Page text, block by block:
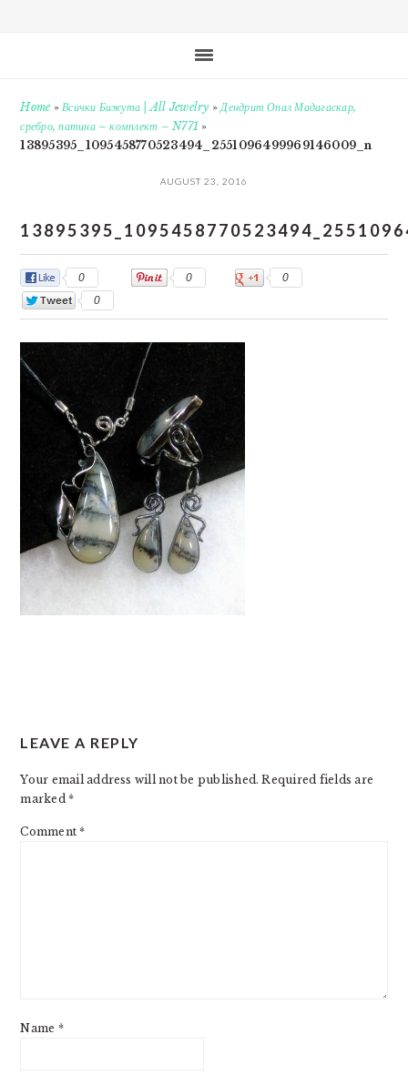
Home»Всички Бижута | All Jewelry »Дендрит Опал Мадагаскар,
сребро, патина – комплект – N771 »
13895395_1095458770523494_2551096499969146009_n
AUGUST 23, 2016
0 0
0
0
INTERACTIONS
LEAVE A REPLY
Your email address will not be published. Required fields are
marked*
Comment*
Name *